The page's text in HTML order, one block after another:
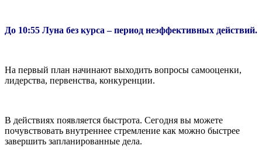
До 10:55 Луна без курса – период неэффективных действий.
На первый план начинают выходить вопросы самооценки,
лидерства, первенства, конкуренции.
В действиях появляется быстрота. Сегодня вы можете
почувствовать внутреннее стремление как можно быстрее
завершить запланированные дела.